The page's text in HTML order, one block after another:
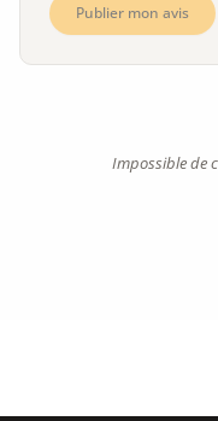
Publier mon avis
Impossible de